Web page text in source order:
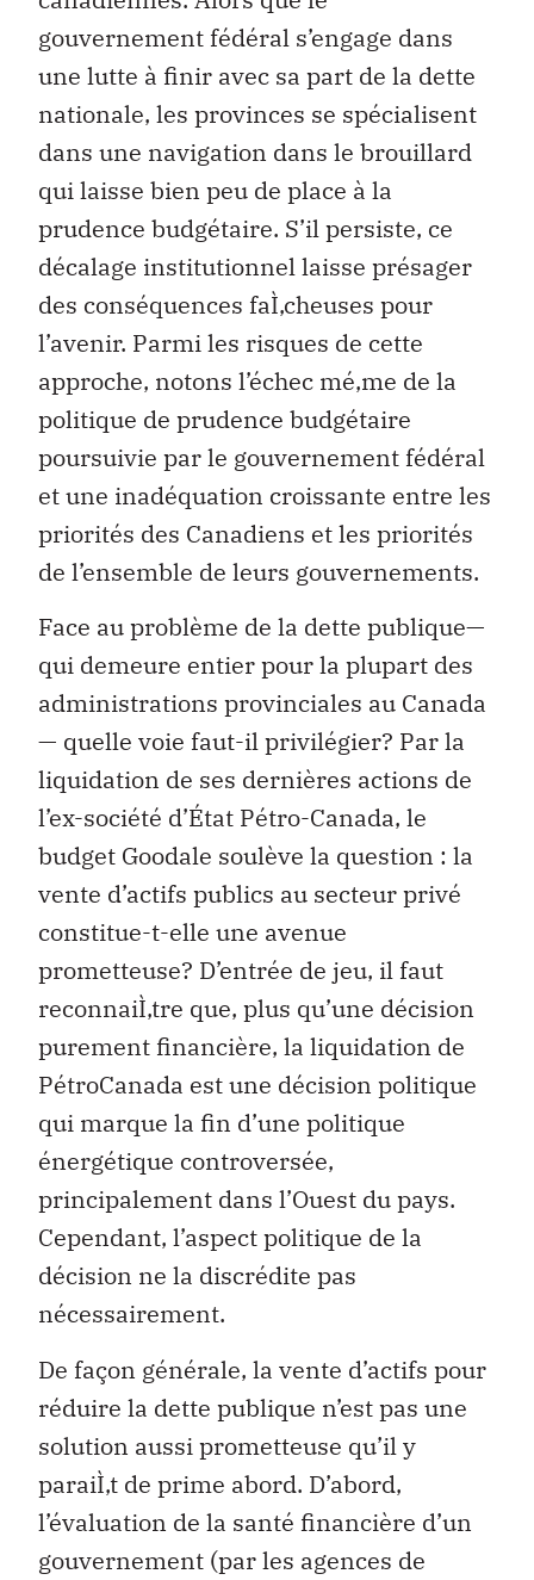
gouvernement fédéral s’engage dans
une lutte à finir avec sa part de la dette
nationale, les provinces se spécialisent
dans une navigation dans le brouillard
qui laisse bien peu de place à la
prudence budgétaire. S’il persiste, ce
décalage institutionnel laisse présager
des conséquences faÌ‚cheuses pour
l’avenir. Parmi les risques de cette
approche, notons l’échec mé‚me de la
politique de prudence budgétaire
poursuivie par le gouvernement fédéral
et une inadéquation croissante entre les
priorités des Canadiens et les priorités
de l’ensemble de leurs gouvernements.
Face au problème de la dette publique—
qui demeure entier pour la plupart des
administrations provinciales au Canada
— quelle voie faut-il privilégier? Par la
liquidation de ses dernières actions de
l’ex-société d’État Pétro-Canada, le
budget Goodale soulève la question : la
vente d’actifs publics au secteur privé
constitue-t-elle une avenue
prometteuse? D’entrée de jeu, il faut
reconnaiÌ‚tre que, plus qu’une décision
purement financière, la liquidation de
PétroCanada est une décision politique
qui marque la fin d’une politique
énergétique controversée,
principalement dans l’Ouest du pays.
Cependant, l’aspect politique de la
décision ne la discrédite pas
nécessairement.
De façon générale, la vente d’actifs pour
réduire la dette publique n’est pas une
solution aussi prometteuse qu’il y
paraiÌ‚t de prime abord. D’abord,
l’évaluation de la santé financière d’un
gouvernement (par les agences de